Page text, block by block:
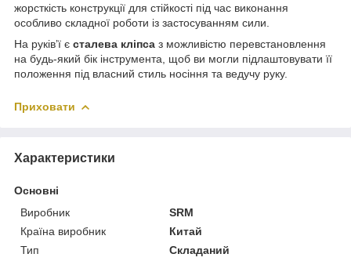
жорсткість конструкції для стійкості під час виконання
особливо складної роботи із застосуванням сили.
На руківʼї є сталева кліпса з можливістю перевстановлення
на будь-який бік інструмента, щоб ви могли підлаштовувати її
положення під власний стиль носіння та ведучу руку.
Приховати
Характеристики
Основні
Виробник
SRM
Країна виробник
Китай
Тип
Складаний